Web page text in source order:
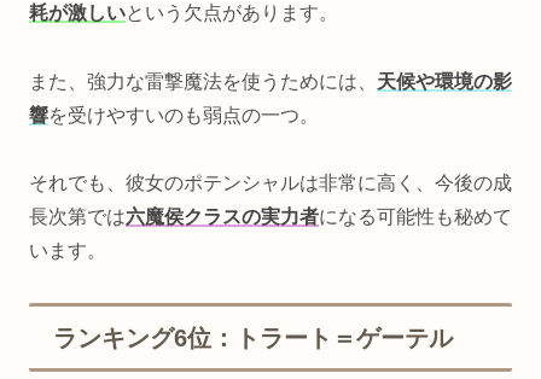
耗が激しいという欠点があります。
また、強力な雷撃魔法を使うためには、 天候や環境の影
響を受けやすいのも弱点の一つ。
それでも、彼女のポテンシャルは非常に高く、今後の成
長次第では六魔侯クラスの実力者になる可能性も秘めて
います。
ランキング6位：トラート＝ゲーテル